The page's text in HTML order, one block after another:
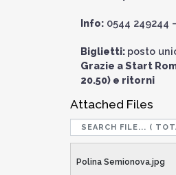
Info: 0544 249244
Biglietti: posto
Grazie a Start
20.50) e ritorni
Attached Files
Polina Semionova.jpg